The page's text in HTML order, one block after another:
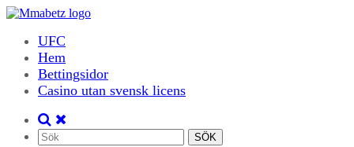
UFC
Hem
Bettingsidor
Casino utan svensk licens